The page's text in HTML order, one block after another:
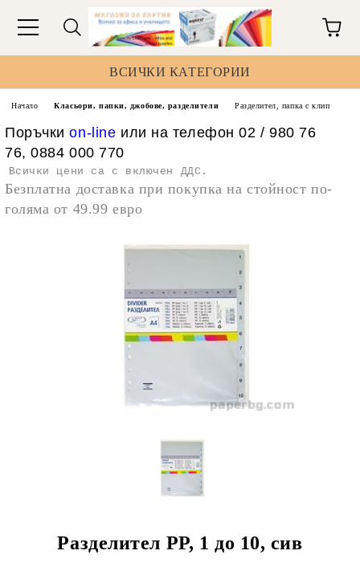
ВСИЧКИ КАТЕГОРИИ
Начало Класьори, папки, джобове, разделители Разделител, папка с клип
Поръчкиon-line или на телефон 02 / 980 76
76, 0884 000 770
Всички цени са с включен ДДС.
Безплатна доставка при покупка на стойност по-
голяма от 49.99 евро
Разделител РР, 1 до 10, сив